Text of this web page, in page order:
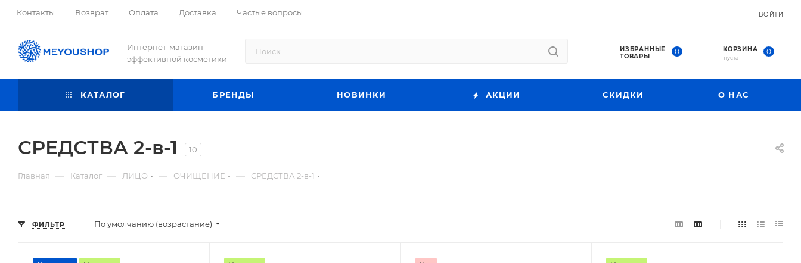
Контакты Возврат Оплата Доставка Частые вопросы ВОЙТИ
Интернет-магазин
эффективной косметики
ИЗБРАННЫЕ
ТОВАРЫ
0 КОРЗИНА 0
пуста
КАТАЛОГ БРЕНДЫ НОВИНКИ АКЦИИ СКИДКИ О НАС
СРЕДСТВА 2-в-1 10
Главная — Каталог — ЛИЦО — ОЧИЩЕНИЕ — СРЕДСТВА 2-в-1
ФИЛЬТР По умолчанию (возрастание)